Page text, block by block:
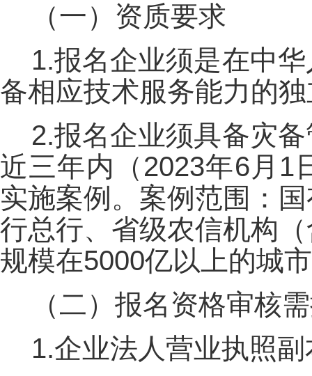
（一）资质要求
1.报名企业须是在中
备相应技术服务能力的
2.报名企业须具备灾
近三年内（2023年6月1
实施案例。案例范围：
行总行、省级农信机构
规模在5000亿以上的城
（二）报名资格审核
1.企业法人营业执照